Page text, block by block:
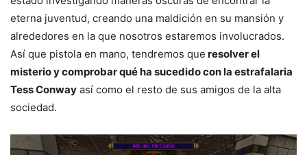
eterna juventud, creando una maldición en su mansión y
alrededores en la que nosotros estaremos involucrados.
Así que pistola en mano, tendremos que resolver el
misterio y comprobar qué ha sucedido con la estrafalaria
Tess Conway así como el resto de sus amigos de la alta
sociedad.